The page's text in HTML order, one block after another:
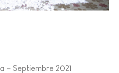
– Septiembre 2021